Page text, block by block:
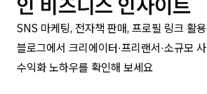
SNS 마케팅, 전자책 판매, 프로필 링크 활용
블로그에서 크리에이터·프리랜서·소규모
수익화 노하우를 확인해 보세요